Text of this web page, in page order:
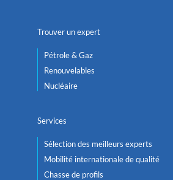
Trouver un expert
Pétrole & Gaz
Renouvelables
Nucléaire
Services
Sélection des meilleurs experts
Mobilité internationale de qualité
Chasse de profils